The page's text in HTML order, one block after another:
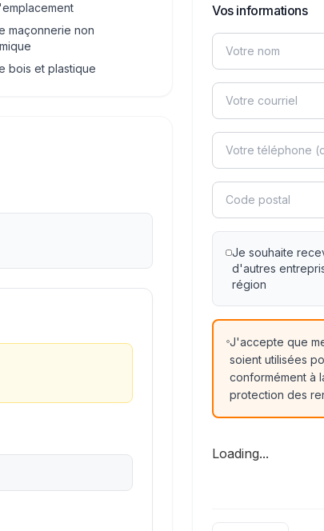
maçonnerie non
bois et plastique
Vos informations
Je souhaite
d'autres
région
J'accepte que
soient utilisées
conformément à
protection des
Loading...